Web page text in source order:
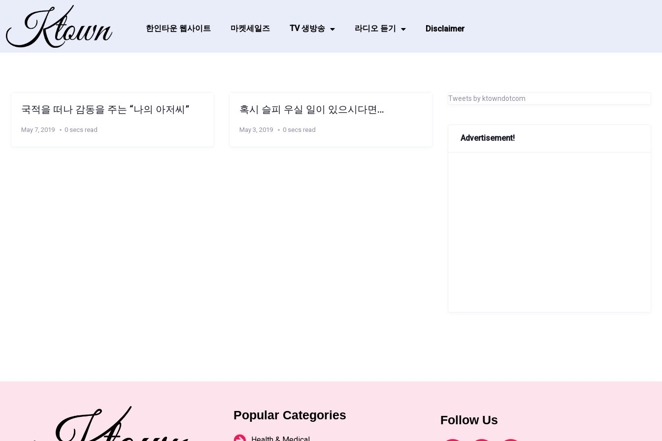
한인타운 웹사이트 마켓세일즈 TV 생방송 라디오 듣기 Disclaimer
국적을 떠나 감동을 주는 “나의 아저씨”
May 7, 2019 0 secs read
혹시 슬피 우실 일이 있으시다면…
May 3, 2019 0 secs read
Tweets by ktowndotcom
Advertisement!
Popular Categories Follow Us